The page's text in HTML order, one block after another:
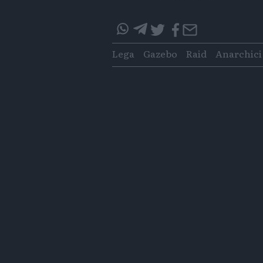
questo
articolo
questo
articolo
Tags
Lega Gazebo Raid Anarchici